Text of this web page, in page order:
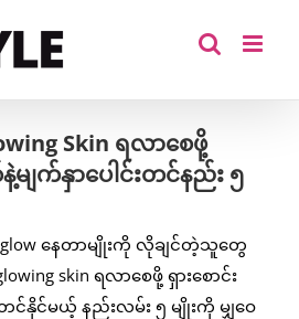
Skin ရလာစေဖို့
ျက်နှာပေါင်းတင်နည်း ၅
နေတာမျိုးကို လိုချင်တဲ့သူတွေ
skin ရလာစေဖို့ ရှားစောင်း
နိုင်မယ့် နည်းလမ်း ၅ မျိုးကို မျှဝေ